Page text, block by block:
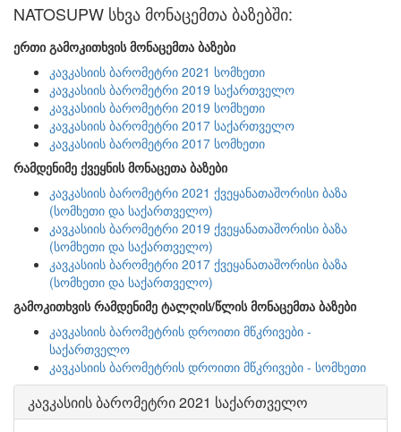
NATOSUPW სხვა მონაცემთა ბაზებში:
ერთი გამოკითხვის მონაცემთა ბაზები
კავკასიის ბარომეტრი 2021 სომხეთი
კავკასიის ბარომეტრი 2019 საქართველო
კავკასიის ბარომეტრი 2019 სომხეთი
კავკასიის ბარომეტრი 2017 საქართველო
კავკასიის ბარომეტრი 2017 სომხეთი
რამდენიმე ქვეყნის მონაცეთა ბაზები
კავკასიის ბარომეტრი 2021 ქვეყანათაშორისი ბაზა
(სომხეთი და საქართველო)
კავკასიის ბარომეტრი 2019 ქვეყანათაშორისი ბაზა
(სომხეთი და საქართველო)
კავკასიის ბარომეტრი 2017 ქვეყანათაშორისი ბაზა
(სომხეთი და საქართველო)
გამოკითხვის რამდენიმე ტალღის/წლის მონაცემთა ბაზები
კავკასიის ბარომეტრის დროითი მწკრივები -
საქართველო
კავკასიის ბარომეტრის დროითი მწკრივები - სომხეთი
კავკასიის ბარომეტრი 2021 საქართველო